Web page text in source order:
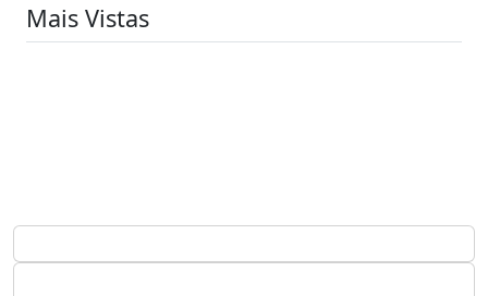
Mais Vistas